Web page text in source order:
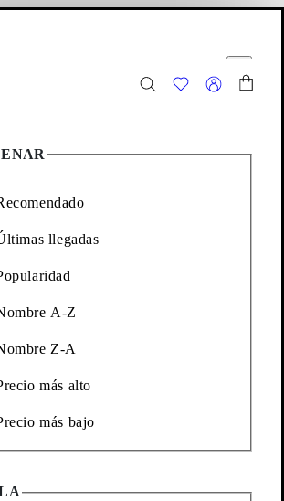
llegadas
A-Z
Z-A
más alto
más bajo